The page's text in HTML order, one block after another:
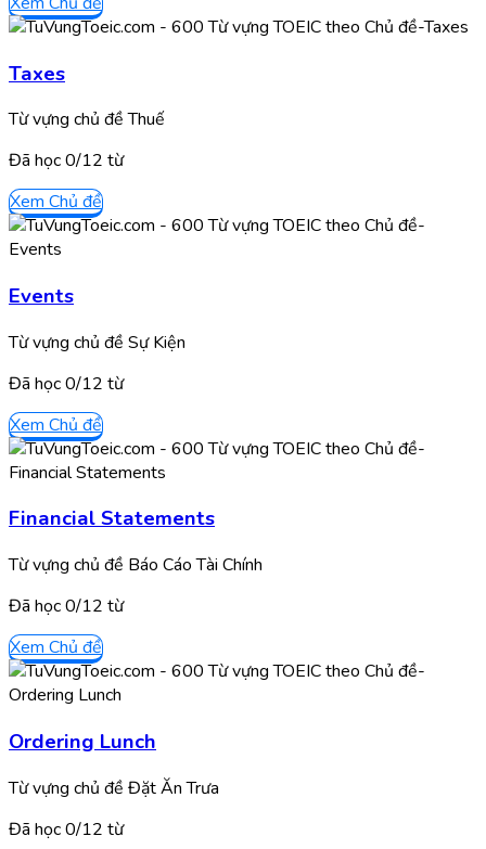
Taxes
Từ vựng chủ đề Thuế
Đã học0/12 từ
Xem Chủ đề
Events
Từ vựng chủ đề Sự Kiện
Đã học0/12 từ
Xem Chủ đề
Financial Statements
Từ vựng chủ đề Báo Cáo Tài Chính
Đã học0/12 từ
Xem Chủ đề
Ordering Lunch
Từ vựng chủ đề Đặt Ăn Trưa
Đã học0/12 từ